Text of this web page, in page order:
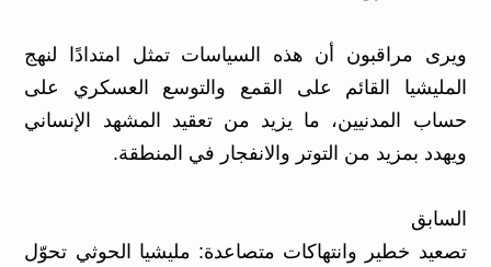
ويرى مراقبون أن هذه السياسات تمثل امتدادًا لنهج
المليشيا القائم على القمع والتوسع العسكري على
حساب المدنيين، ما يزيد من تعقيد المشهد الإنساني
ويهدد بمزيد من التوتر والانفجار في المنطقة.
السابق
تصعيد خطير وانتهاكات متصاعدة: مليشيا الحوثي تحوّل